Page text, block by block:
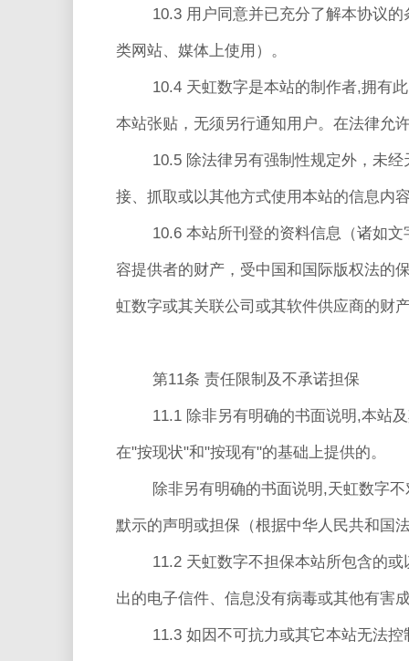
10.3 用户同意并已充分了解本协议
类网站、媒体上使用）。
10.4 天虹数字是本站的制作者,拥有
本站张贴，无须另行通知用户。在法律允
10.5 除法律另有强制性规定外，未
接、抓取或以其他方式使用本站的信息内
10.6 本站所刊登的资料信息（诸如
容提供者的财产，受中国和国际版权法的
虹数字或其关联公司或其软件供应商的财
第11条 责任限制及不承诺担保
11.1 除非另有明确的书面说明,本站
在"按现状"和"按现有"的基础上提供的。
除非另有明确的书面说明,天虹数字
默示的声明或担保（根据中华人民共和国
11.2 天虹数字不担保本站所包含的
出的电子信件、信息没有病毒或其他有害
11.3 如因不可抗力或其它本站无法